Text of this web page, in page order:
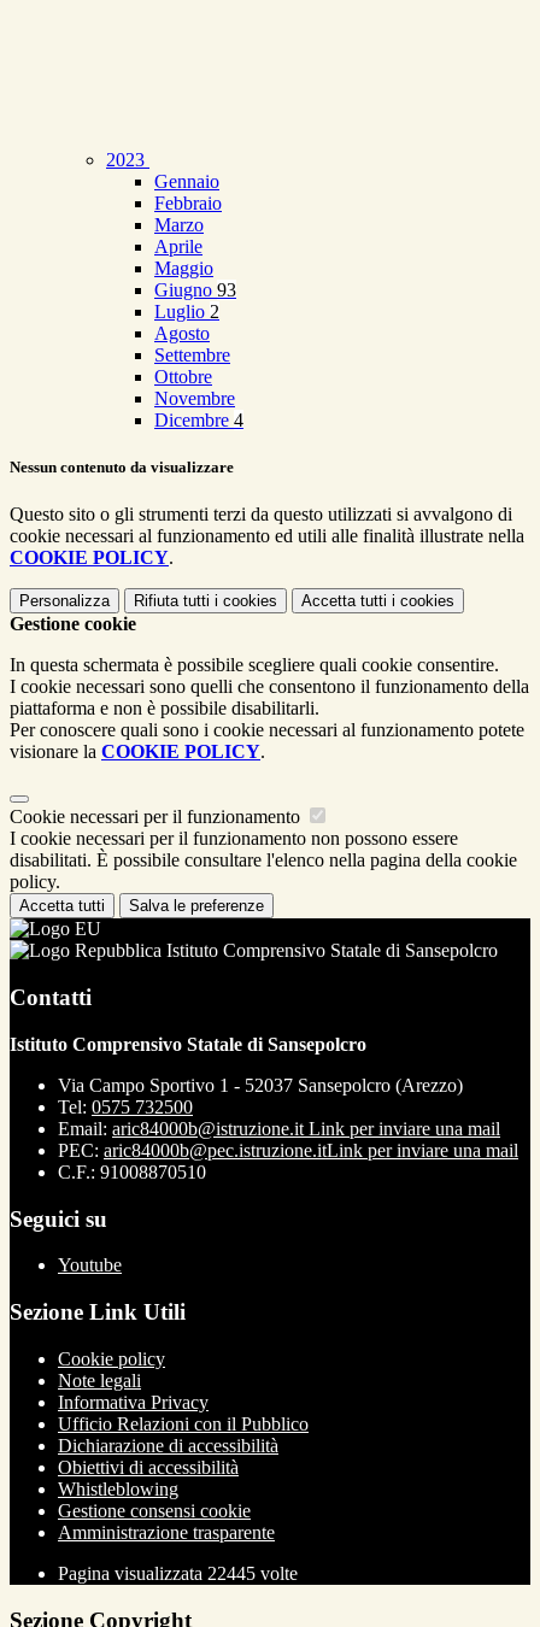
2023
Gennaio
Febbraio
Marzo
Aprile
Maggio
Giugno 93
Luglio 2
Agosto
Settembre
Ottobre
Novembre
Dicembre 4
Nessun contenuto da visualizzare
Questo sito o gli strumenti terzi da questo utilizzati si avvalgono di
cookie necessari al funzionamento ed utili alle finalità illustrate nella
COOKIE POLICY.
Personalizza Rifiuta tutti i cookies Accetta tutti i cookies
Gestione cookie
In questa schermata è possibile scegliere quali cookie consentire.
I cookie necessari sono quelli che consentono il funzionamento della
piattaforma e non è possibile disabilitarli.
Per conoscere quali sono i cookie necessari al funzionamento potete
visionare la COOKIE POLICY.
Cookie necessari per il funzionamento
I cookie necessari per il funzionamento non possono essere
disabilitati. È possibile consultare l'elenco nella pagina della cookie
policy.
Accetta tutti Salva le preferenze
Istituto Comprensivo Statale di Sansepolcro
Contatti
Istituto Comprensivo Statale di Sansepolcro
Via Campo Sportivo 1 - 52037 Sansepolcro (Arezzo)
Tel: 0575 732500
Email: aric84000b@istruzione.it Link per inviare una mail
PEC: aric84000b@pec.istruzione.itLink per inviare una mail
C.F.: 91008870510
Seguici su
Youtube
Sezione Link Utili
Cookie policy
Note legali
Informativa Privacy
Ufficio Relazioni con il Pubblico
Dichiarazione di accessibilità
Obiettivi di accessibilità
Whistleblowing
Gestione consensi cookie
Amministrazione trasparente
Pagina visualizzata 22445 volte
Sezione Copyright